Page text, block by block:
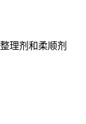
理剂和柔顺剂